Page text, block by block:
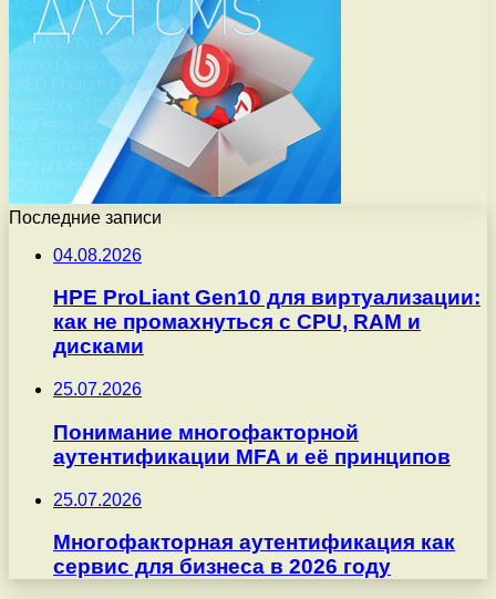
Последние записи
04.08.2026
HPE ProLiant Gen10 для виртуализации:
как не промахнуться с CPU, RAM и
дисками
25.07.2026
Понимание многофакторной
аутентификации MFA и её принципов
25.07.2026
Многофакторная аутентификация как
сервис для бизнеса в 2026 году